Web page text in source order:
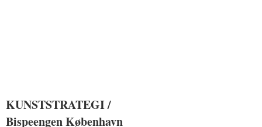
KUNSTSTRATEGI /
Bispeengen København
KUNSTSTRATEGI /
Bispeengen København